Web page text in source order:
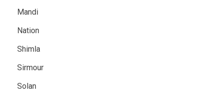
Mandi
Nation
Shimla
Sirmour
Solan